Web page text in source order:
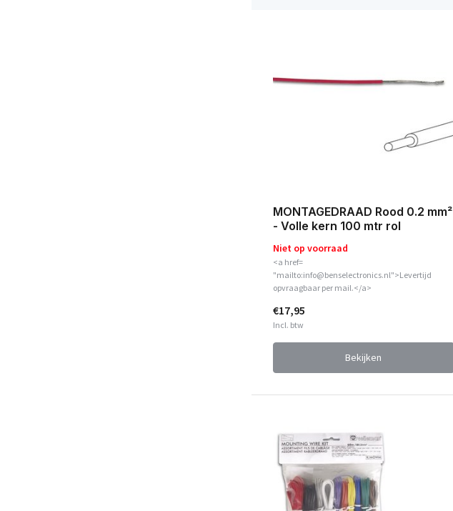
MONTAGEDRAAD Rood 0.2 mm²
- Volle kern 100 mtr rol
Niet op voorraad
<a href=
"mailto:info@benselectronics.nl">Levertijd
opvraagbaar per mail.</a>
€17,95
Incl. btw
Bekijken